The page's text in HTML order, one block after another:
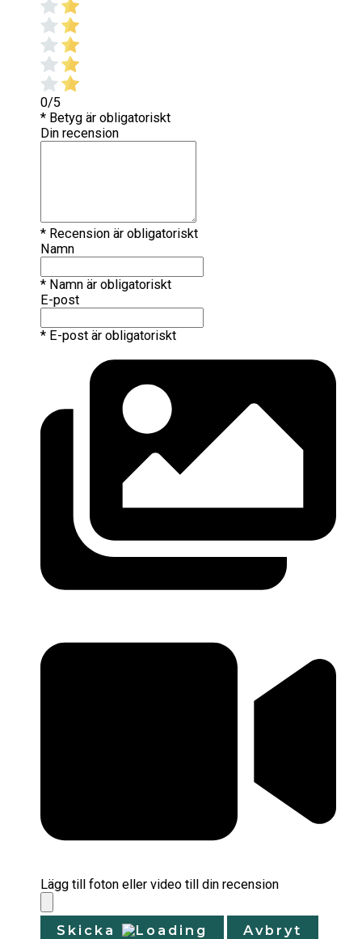
0/5
* Betyg är obligatoriskt
Din recension
* Recension är obligatoriskt
Namn
* Namn är obligatoriskt
E-post
* E-post är obligatoriskt
Lägg till foton eller video till din recension
Skicka Avbryt